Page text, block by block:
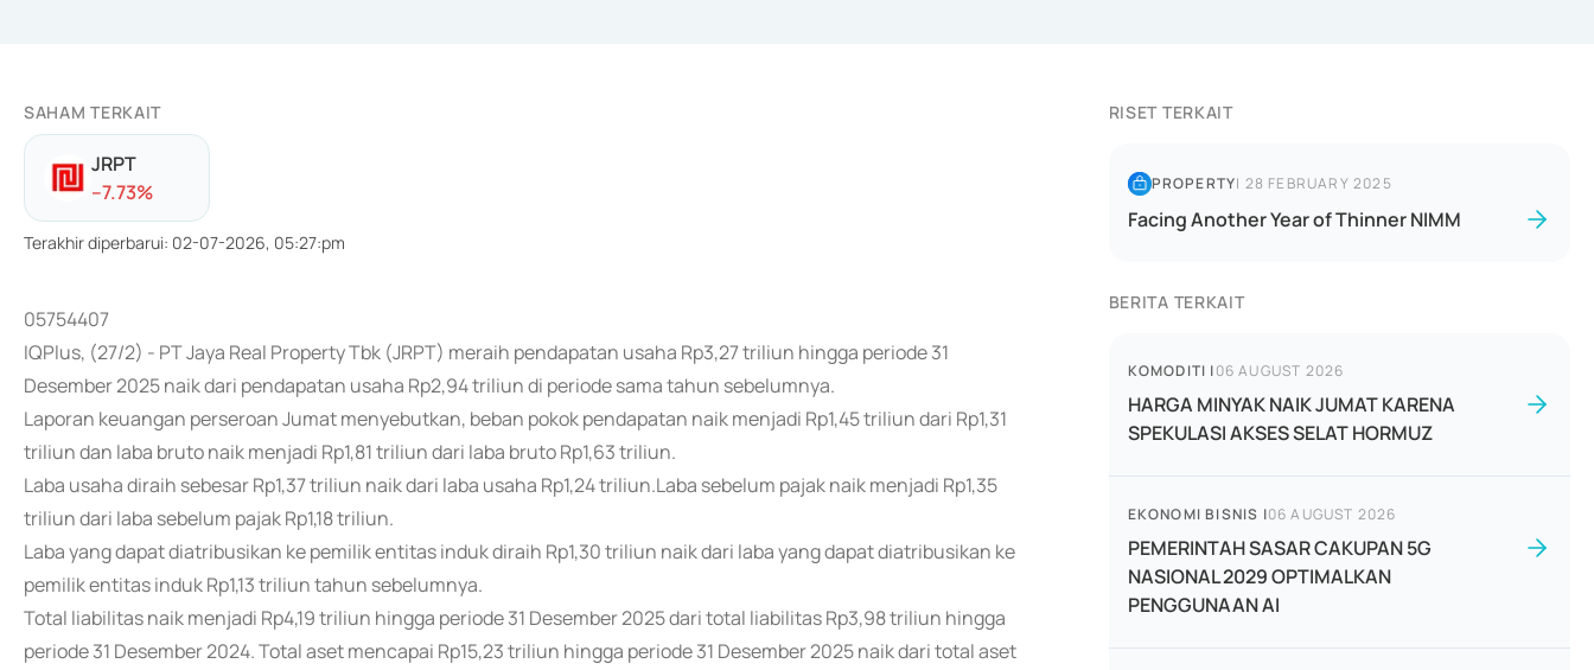
SAHAM TERKAIT
JRPT
--7.73%
Terakhir diperbarui: 02-07-2026, 05:27:pm
05754407
IQPlus, (27/2) - PT Jaya Real Property Tbk (JRPT) meraih pendapatan usaha Rp3,27 triliun hingga periode 31
Desember 2025 naik dari pendapatan usaha Rp2,94 triliun di periode sama tahun sebelumnya.
Laporan keuangan perseroan Jumat menyebutkan, beban pokok pendapatan naik menjadi Rp1,45 triliun dari Rp1,31
triliun dan laba bruto naik menjadi Rp1,81 triliun dari laba bruto Rp1,63 triliun.
Laba usaha diraih sebesar Rp1,37 triliun naik dari laba usaha Rp1,24 triliun.Laba sebelum pajak naik menjadi Rp1,35
triliun dari laba sebelum pajak Rp1,18 triliun.
Laba yang dapat diatribusikan ke pemilik entitas induk diraih Rp1,30 triliun naik dari laba yang dapat diatribusikan ke
pemilik entitas induk Rp1,13 triliun tahun sebelumnya.
Total liabilitas naik menjadi Rp4,19 triliun hingga periode 31 Desember 2025 dari total liabilitas Rp3,98 triliun hingga
periode 31 Desember 2024. Total aset mencapai Rp15,23 triliun hingga periode 31 Desember 2025 naik dari total aset
RISET TERKAIT
PROPERTY| 28 FEBRUARY 2025
Facing Another Year of Thinner NIMM
BERITA TERKAIT
KOMODITI |06 AUGUST 2026
HARGA MINYAK NAIK JUMAT KARENA
SPEKULASI AKSES SELAT HORMUZ
EKONOMI BISNIS |06 AUGUST 2026
PEMERINTAH SASAR CAKUPAN 5G
NASIONAL 2029 OPTIMALKAN
PENGGUNAAN AI